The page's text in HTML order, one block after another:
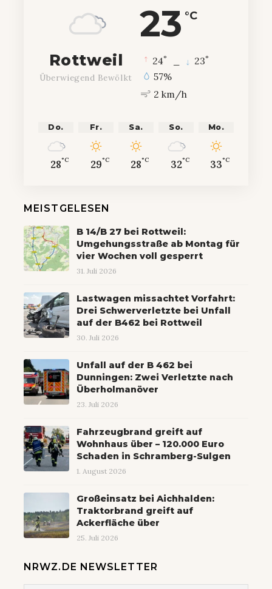
23 °C
Rottweil
Überwiegend Bewölkt
24° 23°
57%
2 km/h
Do.
28°C
Fr.
29°C
Sa.
28°C
So.
32°C
Mo.
33°C
MEISTGELESEN
B 14/B 27 bei Rottweil:
Umgehungsstraße ab Montag für
vier Wochen voll gesperrt
31. Juli 2026
Lastwagen missachtet Vorfahrt:
Drei Schwerverletzte bei Unfall
auf der B462 bei Rottweil
30. Juli 2026
Unfall auf der B 462 bei
Dunningen: Zwei Verletzte nach
Überholmanöver
23. Juli 2026
Fahrzeugbrand greift auf
Wohnhaus über – 120.000 Euro
Schaden in Schramberg-Sulgen
1. August 2026
Großeinsatz bei Aichhalden:
Traktorbrand greift auf
Ackerfläche über
25. Juli 2026
NRWZ.DE NEWSLETTER